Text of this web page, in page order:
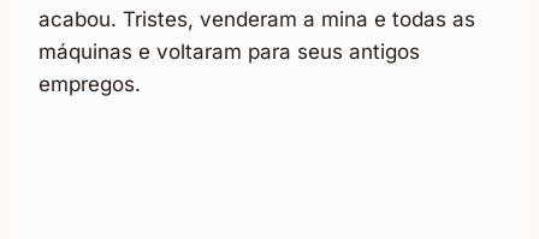
acabou. Tristes, venderam a mina e todas as
máquinas e voltaram para seus antigos
empregos.